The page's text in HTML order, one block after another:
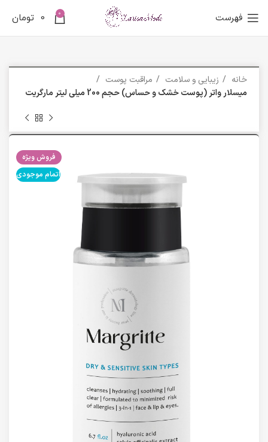
فهرست 0
0 تومان
خانه زیبایی و سلامت
مراقبت پوست
میسلار واتر (پوست خشک و حساس) حجم 200 میلی لیتر مارگریت
فروش ویژه
اتمام موجودی